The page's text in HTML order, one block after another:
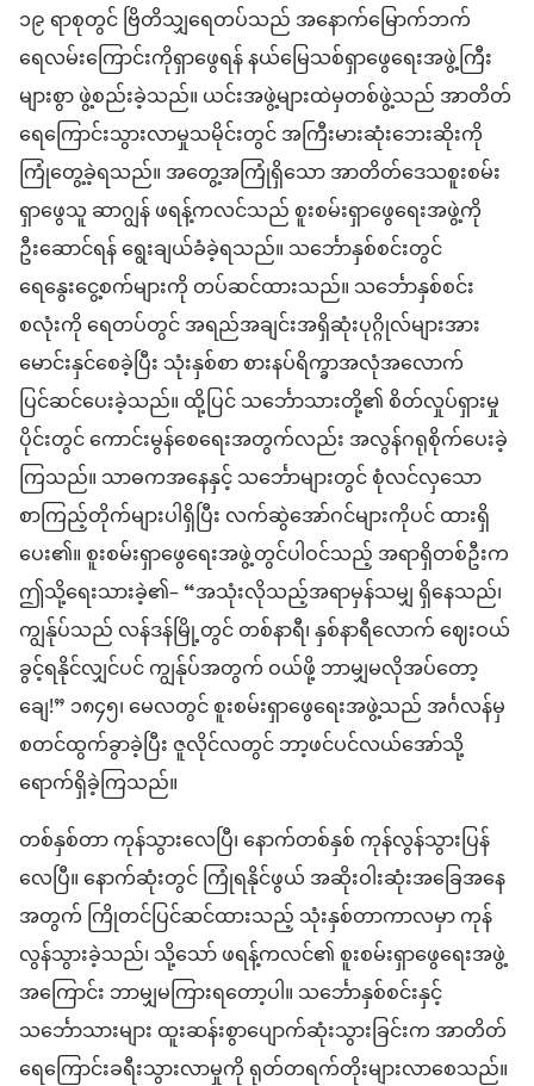
၁၉ ရာစုတွင် ဗြိတိသျှရေတပ်သည် အနောက်မြောက်ဘက်
ရေလမ်းကြောင်းကိုရှာဖွေရန် နယ်မြေသစ်ရှာဖွေရေးအဖွဲ့ကြီး
များစွာ ဖွဲ့စည်းခဲ့သည်။ ယင်းအဖွဲ့များထဲမှတစ်ဖွဲ့သည် အာတိတ်
ရေကြောင်းသွားလာမှုသမိုင်းတွင် အကြီးမားဆုံးဘေးဆိုးကို
ကြုံတွေ့ခဲ့ရသည်။ အတွေ့အကြုံရှိသော အာတိတ်ဒေသစူးစမ်း
ရှာဖွေသူ ဆာဂျွန် ဖရန့်ကလင်သည် စူးစမ်းရှာဖွေရေးအဖွဲ့ကို
ဦးဆောင်ရန် ရွေးချယ်ခံခဲ့ရသည်။ သင်္ဘောနှစ်စင်းတွင်
ရေနွေးငွေ့စက်များကို တပ်ဆင်ထားသည်။ သင်္ဘောနှစ်စင်း
စလုံးကို ရေတပ်တွင် အရည်အချင်းအရှိဆုံးပုဂ္ဂိုလ်များအား
မောင်းနှင်စေခဲ့ပြီး သုံးနှစ်စာ စားနပ်ရိက္ခာအလုံအလောက်
ပြင်ဆင်ပေးခဲ့သည်။ ထို့ပြင် သင်္ဘောသားတို့၏ စိတ်လှုပ်ရှားမှု
ပိုင်းတွင် ကောင်းမွန်စေရေးအတွက်လည်း အလွန်ဂရုစိုက်ပေးခဲ့
ကြသည်။ သာဓကအနေနှင့် သင်္ဘောများတွင် စုံလင်လှသော
စာကြည့်တိုက်များပါရှိပြီး လက်ဆွဲအော်ဂင်များကိုပင် ထားရှိ
ပေး၏။ စူးစမ်းရှာဖွေရေးအဖွဲ့တွင်ပါဝင်သည့် အရာရှိတစ်ဦးက
ဤသို့ရေးသားခဲ့၏– “အသုံးလိုသည့်အရာမှန်သမျှ ရှိနေသည်၊
ကျွန်ုပ်သည် လန်ဒန်မြို့တွင် တစ်နာရီ၊ နှစ်နာရီလောက် ဈေးဝယ်
ခွင့်ရနိုင်လျှင်ပင် ကျွန်ုပ်အတွက် ဝယ်ဖို့ ဘာမျှမလိုအပ်တော့
ချေ!” ၁၈၄၅၊ မေလတွင် စူးစမ်းရှာဖွေရေးအဖွဲ့သည် အင်္ဂလန်မှ
စတင်ထွက်ခွာခဲ့ပြီး ဇူလိုင်လတွင် ဘာ့ဖင်ပင်လယ်အော်သို့
ရောက်ရှိခဲ့ကြသည်။
တစ်နှစ်တာ ကုန်သွားလေပြီ၊ နောက်တစ်နှစ် ကုန်လွန်သွားပြန်
လေပြီ။ နောက်ဆုံးတွင် ကြုံရနိုင်ဖွယ် အဆိုးဝါးဆုံးအခြေအနေ
အတွက် ကြိုတင်ပြင်ဆင်ထားသည့် သုံးနှစ်တာကာလမှာ ကုန်
လွန်သွားခဲ့သည်၊ သို့သော် ဖရန့်ကလင်၏ စူးစမ်းရှာဖွေရေးအဖွဲ့
အကြောင်း ဘာမျှမကြားရတော့ပါ။ သင်္ဘောနှစ်စင်းနှင့်
သင်္ဘောသားများ ထူးဆန်းစွာပျောက်ဆုံးသွားခြင်းက အာတိတ်
ရေကြောင်းခရီးသွားလာမှုကို ရုတ်တရက်တိုးများလာစေသည်။